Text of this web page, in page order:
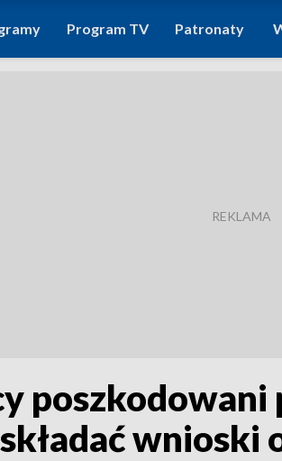
Program TV Patronaty
poszkodowani
wnioski